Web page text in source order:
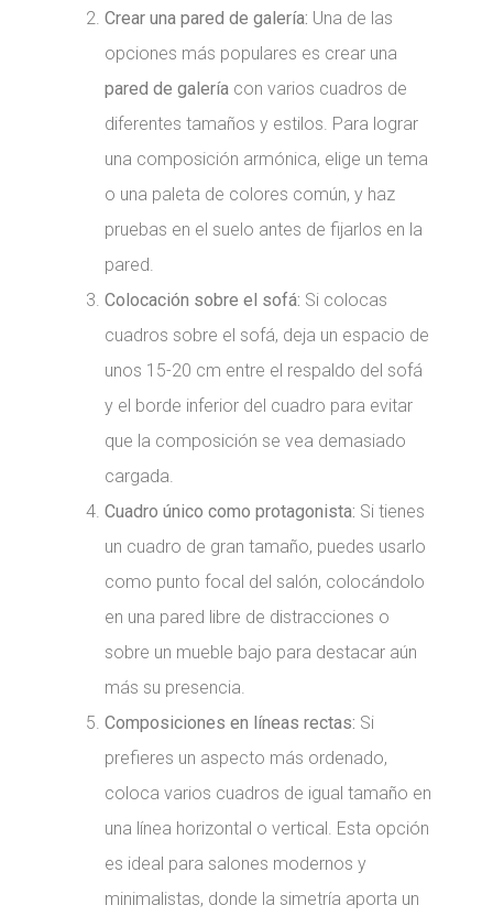
Crear una pared de galería: Una de las
opciones más populares es crear una
pared de galería con varios cuadros de
diferentes tamaños y estilos. Para lograr
una composición armónica, elige un tema
o una paleta de colores común, y haz
pruebas en el suelo antes de fijarlos en la
pared.
Colocación sobre el sofá: Si colocas
cuadros sobre el sofá, deja un espacio de
unos 15-20 cm entre el respaldo del sofá
y el borde inferior del cuadro para evitar
que la composición se vea demasiado
cargada.
Cuadro único como protagonista: Si tienes
un cuadro de gran tamaño, puedes usarlo
como punto focal del salón, colocándolo
en una pared libre de distracciones o
sobre un mueble bajo para destacar aún
más su presencia.
Composiciones en líneas rectas: Si
prefieres un aspecto más ordenado,
coloca varios cuadros de igual tamaño en
una línea horizontal o vertical. Esta opción
es ideal para salones modernos y
minimalistas, donde la simetría aporta un